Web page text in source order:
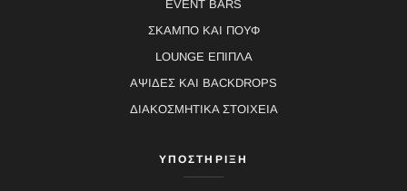
EVENT BARS
ΣΚΑΜΠΟ ΚΑΙ ΠΟΥΦ
LOUNGE ΕΠΙΠΛΑ
ΑΨΙΔΕΣ ΚΑΙ BACKDROPS
ΔΙΑΚΟΣΜΗΤΙΚΑ ΣΤΟΙΧΕΙΑ
ΥΠΟΣΤΗΡΙΞΗ